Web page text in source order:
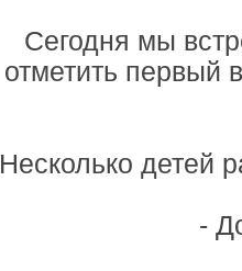
Сегодня мы
отметить первый
Несколько детей
-